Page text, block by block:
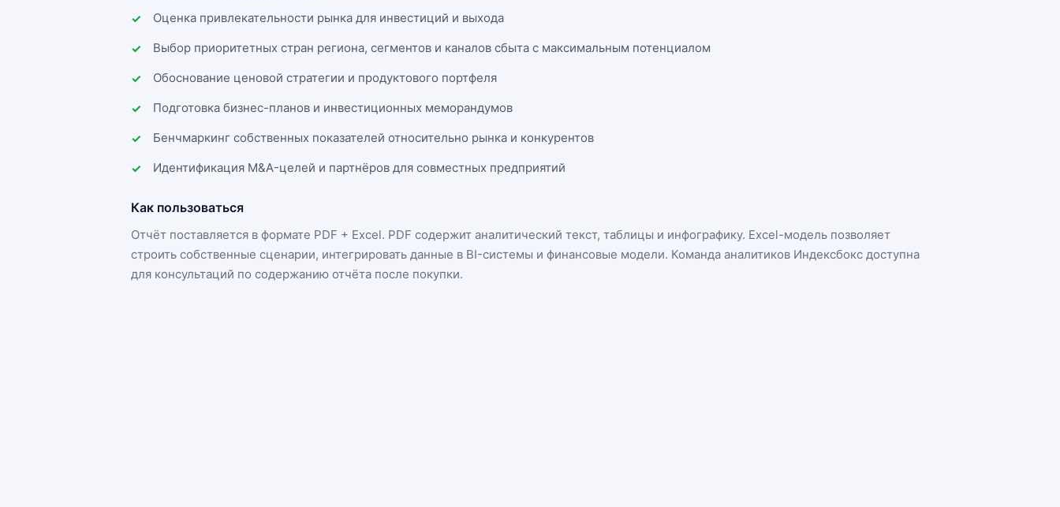
Оценка привлекательности рынка для инвестиций и выхода
Выбор приоритетных стран региона, сегментов и каналов сбыта с максимальным потенциалом
Обоснование ценовой стратегии и продуктового портфеля
Подготовка бизнес-планов и инвестиционных меморандумов
Бенчмаркинг собственных показателей относительно рынка и конкурентов
Идентификация M&A-целей и партнёров для совместных предприятий
Как пользоваться
Отчёт поставляется в формате PDF + Excel. PDF содержит аналитический текст, таблицы и инфографику. Excel-модель позволяет
строить собственные сценарии, интегрировать данные в BI-системы и финансовые модели. Команда аналитиков Индексбокс доступна
для консультаций по содержанию отчёта после покупки.